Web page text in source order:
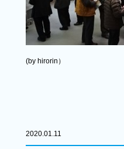
(by hirorin）
2020.01.11